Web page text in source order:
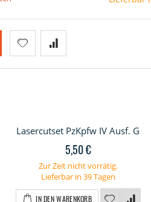
Lasercutset PzKpfw IV Ausf. G
5,50 €
Zur Zeit nicht vorrätig.
Lieferbar in 39 Tagen
IN DEN WARENKORB